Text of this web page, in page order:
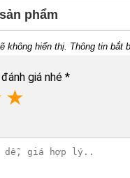
phẩm
không hiển thị. Thông tin bắt
giá nhé *
★